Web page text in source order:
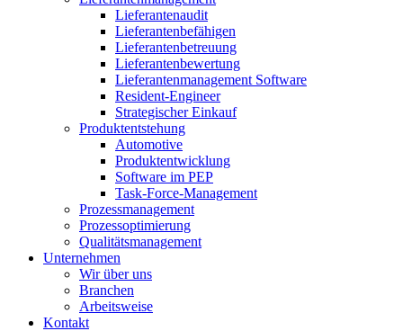
Lieferantenaudit
Lieferantenbefähigen
Lieferantenbetreuung
Lieferantenbewertung
Lieferantenmanagement Software
Resident-Engineer
Strategischer Einkauf
Produktentstehung
Automotive
Produktentwicklung
Software im PEP
Task-Force-Management
Prozessmanagement
Prozessoptimierung
Qualitätsmanagement
Unternehmen
Wir über uns
Branchen
Arbeitsweise
Kontakt